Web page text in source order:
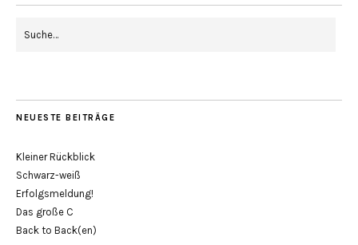
NEUESTE BEITRÄGE
Kleiner Rückblick
Schwarz-weiß
Erfolgsmeldung!
Das große C
Back to Back(en)